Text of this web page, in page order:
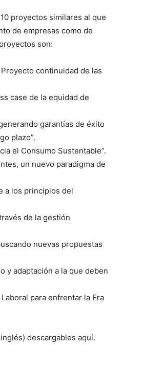
proyectos similares al que
de empresas como de
son:
Proyecto continuidad de las
case de la equidad de
garantías de éxito
plazo”.
el Consumo Sustentable”.
un nuevo paradigma de
a los principios del
de la gestión
nuevas propuestas
y adaptación a la que deben
para enfrentar la Era
descargables aquí.